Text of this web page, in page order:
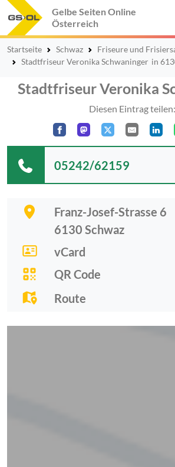
Gelbe Seiten Online
Österreich
Startseite Schwaz
Friseure und
Stadtfriseur Veronika Schwaninger in
Stadtfriseur Veronika
Diesen Eintrag teilen:
Franz-Josef-Strasse 6
6130 Schwaz
vCard
QR Code
Route
05242/62159